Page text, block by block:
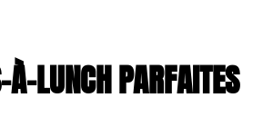
À-LUNCH PARFAITES